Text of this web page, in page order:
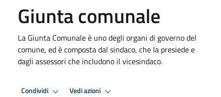
Giunta comunale
La Giunta Comunale è uno degli organi di governo del
comune, ed è composta dal sindaco, che la presiede e
dagli assessori che includono il vicesindaco.
Condividi Vedi azioni